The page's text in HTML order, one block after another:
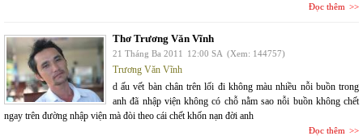
Đọc thêm
Thơ Trương Văn Vĩnh
21 Tháng Ba 2011 12:00 SA (Xem: 144757)
Trương Văn Vĩnh
d ấu vết bàn chân trên lối đi không màu nhiều nỗi buồn trong
anh đã nhập viện không có chỗ nằm sao nỗi buồn không chết
ngay trên đường nhập viện mà đòi theo cái chết khốn nạn đời anh
Đọc thêm